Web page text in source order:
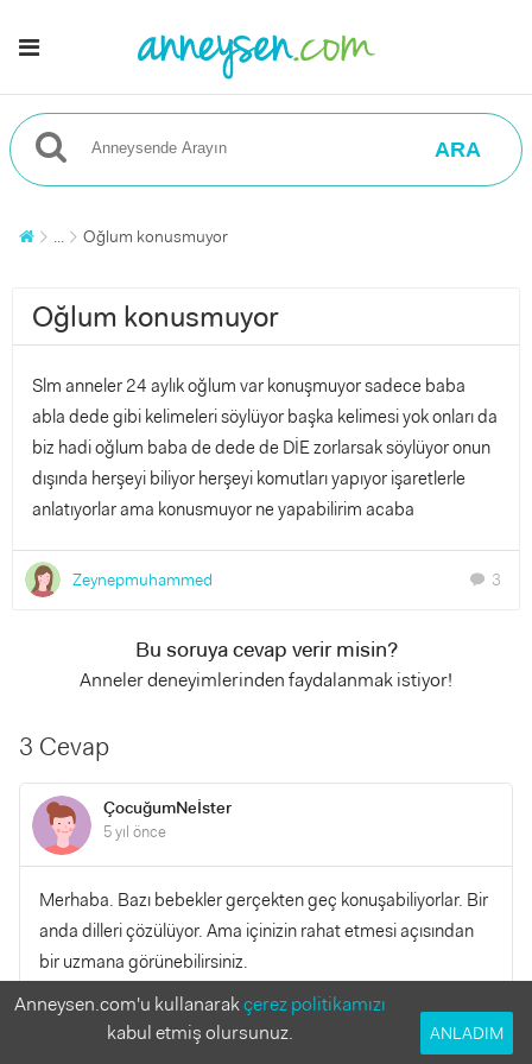
ARA
... Oğlum konusmuyor
Oğlum konusmuyor
Slm anneler 24 aylık oğlum var konuşmuyor sadece baba
abla dede gibi kelimeleri söylüyor başka kelimesi yok onları da
biz hadi oğlum baba de dede de DİE zorlarsak söylüyor onun
dışında herşeyi biliyor herşeyi komutları yapıyor işaretlerle
anlatıyorlar ama konusmuyor ne yapabilirim acaba
Zeynepmuhammed chat 3
Bu soruya cevap verir misin?
Anneler deneyimlerinden faydalanmak istiyor!
3 Cevap
ÇocuğumNeİster
5 yıl önce
Merhaba. Bazı bebekler gerçekten geç konuşabiliyorlar. Bir
anda dilleri çözülüyor. Ama içinizin rahat etmesi açısından
bir uzmana görünebilirsiniz.
YANITLA
0
Anneysen.com'u kullanarakçerez politikamızı
kabul etmiş olursunuz.
ANLADIM